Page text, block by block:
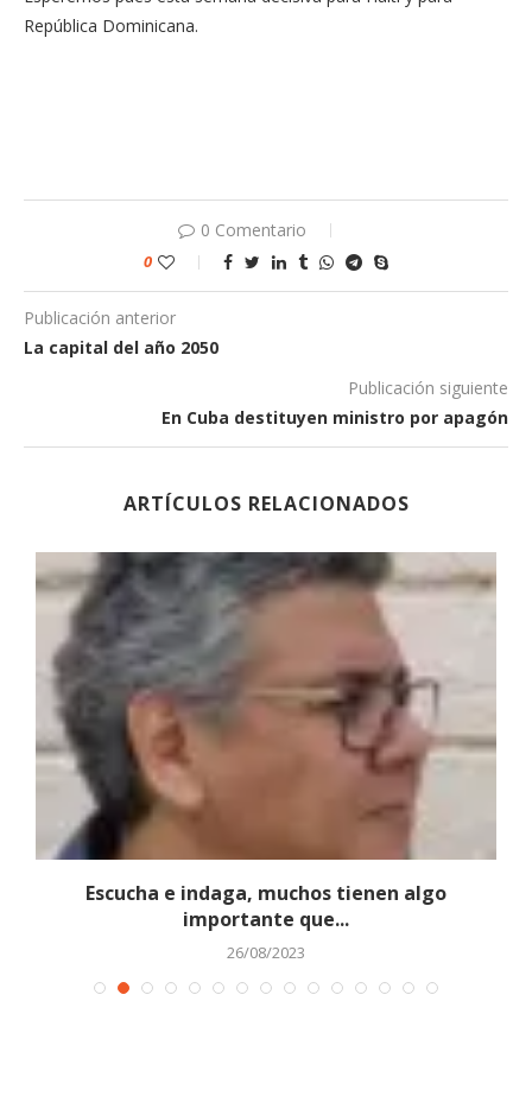
República Dominicana.
0 Comentario
0
Publicación anterior
La capital del año 2050
Publicación siguiente
En Cuba destituyen ministro por apagón
ARTÍCULOS RELACIONADOS
Escucha e indaga, muchos tienen algo
importante que...
26/08/2023